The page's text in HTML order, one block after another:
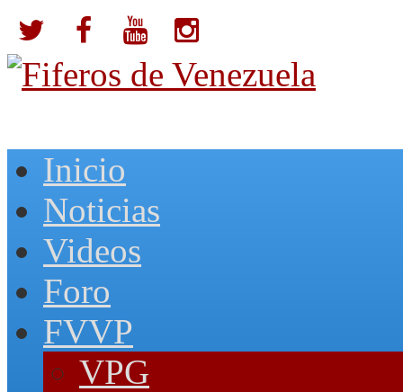
Inicio
Noticias
Videos
Foro
FVVP
VPG